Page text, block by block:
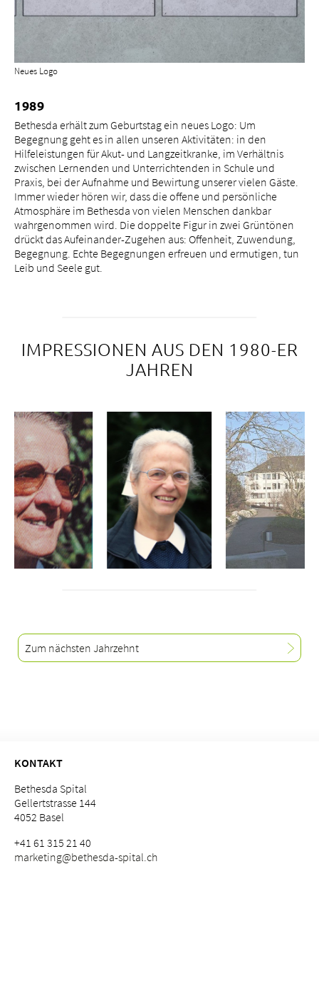
Neues Logo
1989
Bethesda erhält zum Geburtstag ein neues Logo: Um
Begegnung geht es in allen unseren Aktivitäten: in den
Hilfeleistungen für Akut- und Langzeitkranke, im Verhältnis
zwischen Lernenden und Unterrichtenden in Schule und
Praxis, bei der Aufnahme und Bewirtung unserer vielen Gäste.
Immer wieder hören wir, dass die offene und persönliche
Atmosphäre im Bethesda von vielen Menschen dankbar
wahrgenommen wird. Die doppelte Figur in zwei Grüntönen
drückt das Aufeinander-Zugehen aus: Offenheit, Zuwendung,
Begegnung. Echte Begegnungen erfreuen und ermutigen, tun
Leib und Seele gut.
IMPRESSIONEN AUS DEN 1980-ER
JAHREN
Zum nächsten Jahrzehnt
KONTAKT
Bethesda Spital
Gellertstrasse 144
4052 Basel
+41 61 315 21 40
marketing@bethesda-spital.ch